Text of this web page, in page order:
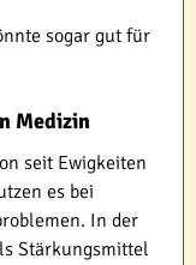
sogar gut für
Medizin
seit Ewigkeiten
es bei
In der
Stärkungsmittel